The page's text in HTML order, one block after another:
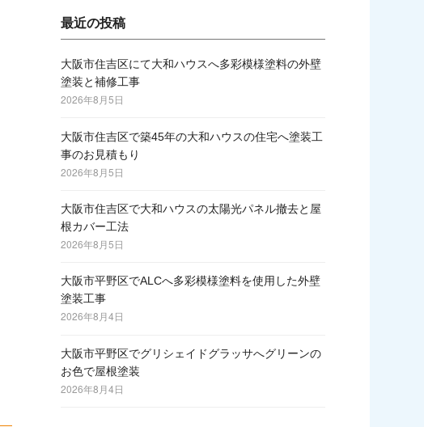
最近の投稿
大阪市住吉区にて大和ハウスへ多彩模様塗料の外壁
塗装と補修工事
2026年8月5日
大阪市住吉区で築45年の大和ハウスの住宅へ塗装工
事のお見積もり
2026年8月5日
大阪市住吉区で大和ハウスの太陽光パネル撤去と屋
根カバー工法
2026年8月5日
大阪市平野区でALCへ多彩模様塗料を使用した外壁
塗装工事
2026年8月4日
大阪市平野区でグリシェイドグラッサへグリーンの
お色で屋根塗装
2026年8月4日